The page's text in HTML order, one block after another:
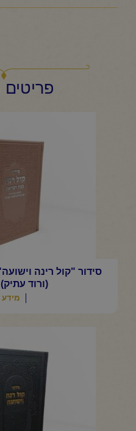
פריטים
סידור "קול רינה
(ורוד עתיק) - 70
מידע